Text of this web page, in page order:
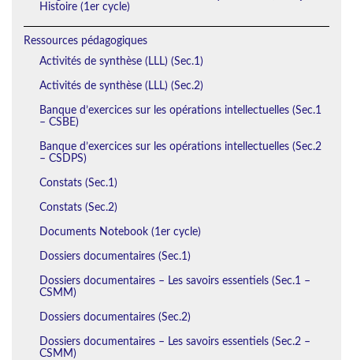
Histoire (1er cycle)
Ressources pédagogiques
Activités de synthèse (LLL) (Sec.1)
Activités de synthèse (LLL) (Sec.2)
Banque d’exercices sur les opérations intellectuelles (Sec.1
– CSBE)
Banque d’exercices sur les opérations intellectuelles (Sec.2
– CSDPS)
Constats (Sec.1)
Constats (Sec.2)
Documents Notebook (1er cycle)
Dossiers documentaires (Sec.1)
Dossiers documentaires – Les savoirs essentiels (Sec.1 –
CSMM)
Dossiers documentaires (Sec.2)
Dossiers documentaires – Les savoirs essentiels (Sec.2 –
CSMM)